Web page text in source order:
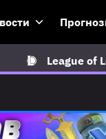
League of